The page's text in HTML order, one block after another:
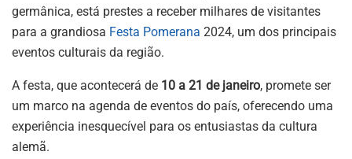
germânica, está prestes a receber milhares de visitantes
para a grandiosa Festa Pomerana 2024, um dos principais
eventos culturais da região.
A festa, que acontecerá de 10 a 21 de janeiro, promete ser
um marco na agenda de eventos do país, oferecendo uma
experiência inesquecível para os entusiastas da cultura
alemã.